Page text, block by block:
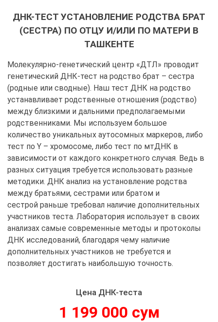
ДНК-ТЕСТ УСТАНОВЛЕНИЕ РОДСТВА БРАТ
(СЕСТРА) ПО ОТЦУ И/ИЛИ ПО МАТЕРИ В
ТАШКЕНТЕ
Молекулярно-генетический центр «ДТЛ» проводит
генетический ДНК-тест на родство брат – сестра
(родные или сводные). Наш тест ДНК на родство
устанавливает родственные отношения (родство)
между близкими и дальними предполагаемыми
родственниками. Мы используем большое
количество уникальных аутосомных маркеров, либо
тест по Y – хромосоме, либо тест по мтДНК в
зависимости от каждого конкретного случая. Ведь в
разных ситуация требуется использовать разные
методики. ДНК анализ на установление родства
между братьями, сестрами или братом и
сестрой раньше требовал наличие дополнительных
участников теста. Лаборатория использует в своих
анализах самые современные методы и протоколы
ДНК исследований, благодаря чему наличие
дополнительных участников не требуется и
позволяет достигать наибольшую точность.
Цена ДНК-теста
1 199 000 сум